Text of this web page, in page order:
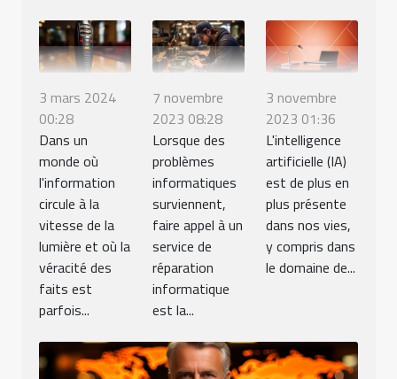
3 mars 2024
00:28
Dans un
monde où
l'information
circule à la
vitesse de la
lumière et où la
véracité des
faits est
parfois...
7 novembre
2023 08:28
Lorsque des
problèmes
informatiques
surviennent,
faire appel à un
service de
réparation
informatique
est la...
3 novembre
2023 01:36
L'intelligence
artificielle (IA)
est de plus en
plus présente
dans nos vies,
y compris dans
le domaine de...